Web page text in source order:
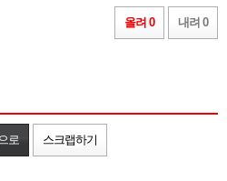
올려 0 내려 0
로 스크랩하기